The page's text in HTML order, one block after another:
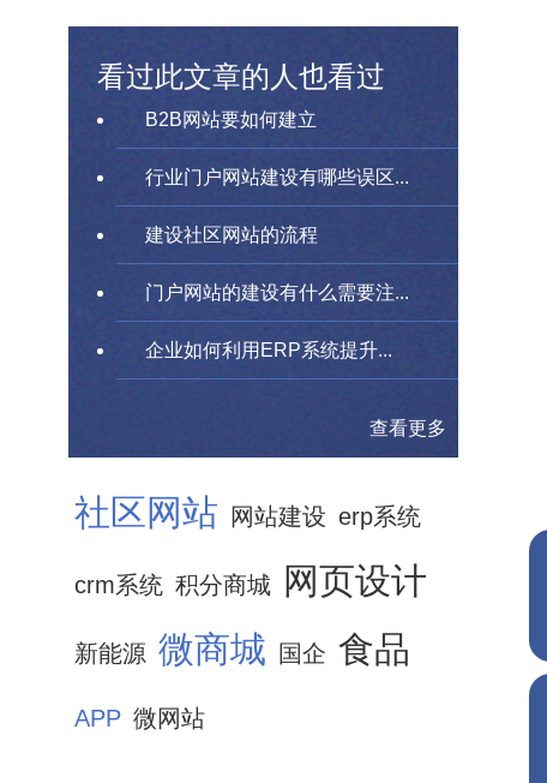
看过此文章的人也看过
B2B网站要如何建立
行业门户网站建设有哪些误区...
建设社区网站的流程
门户网站的建设有什么需要注...
企业如何利用ERP系统提升...
查看更多
社区网站 网站建设 erp系统
crm系统 积分商城 网页设计
新能源 微商城 国企 食品
APP 微网站